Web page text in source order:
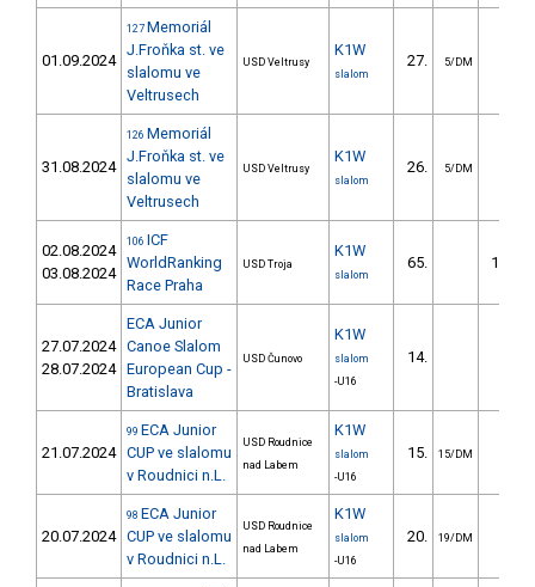
01.09.2024
127 Memoriál
J.Froňka st. ve
slalomu ve
Veltrusech
USD Veltrusy
K1W
slalom
27. 5/DM
31.08.2024
126 Memoriál
J.Froňka st. ve
slalomu ve
Veltrusech
USD Veltrusy
K1W
slalom
26. 5/DM
02.08.2024
03.08.2024
106 ICF
WorldRanking
Race Praha
USD Troja
K1W
slalom
65. 182.25
27.07.2024
28.07.2024
ECA Junior
Canoe Slalom
European Cup -
Bratislava
USD Čunovo
K1W
slalom
-U16
14.
21.07.2024
99 ECA Junior
CUP ve slalomu
v Roudnici n.L.
USD Roudnice
nad Labem
K1W
slalom
-U16
15. 15/DM
20.07.2024
98 ECA Junior
CUP ve slalomu
v Roudnici n.L.
USD Roudnice
nad Labem
K1W
slalom
-U16
20. 19/DM